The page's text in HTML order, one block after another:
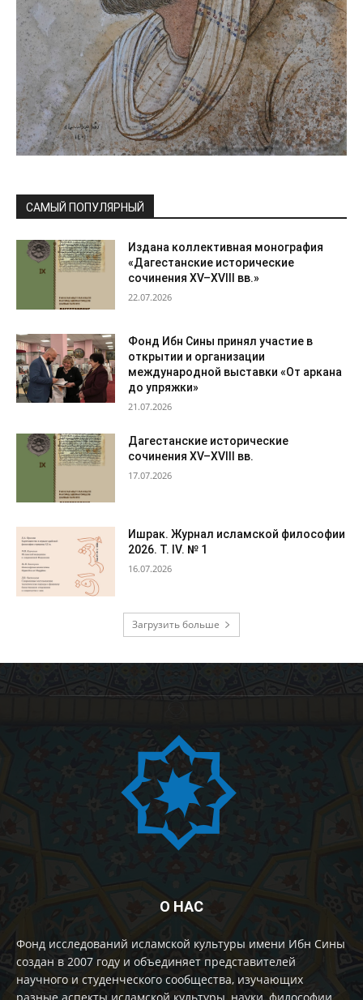
САМЫЙ ПОПУЛЯРНЫЙ
Издана коллективная монография
«Дагестанские исторические
сочинения XV–XVIII вв.»
22.07.2026
Фонд Ибн Сины принял участие в
открытии и организации
международной выставки «От аркана
до упряжки»
21.07.2026
Дагестанские исторические
сочинения XV–XVIII вв.
17.07.2026
Ишрак. Журнал исламской философии
2026. Т. IV. № 1
16.07.2026
Загрузить больше
О НАС
Фонд исследований исламской культуры имени Ибн Сины
создан в 2007 году и объединяет представителей
научного и студенческого сообщества, изучающих